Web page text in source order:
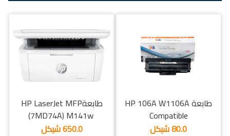
طابعة HP 106A W1106A
Compatible
80.0 شيكل
طابعةHP LaserJet MFP
M141w ‎‏ (7MD74A)
650.0 شيكل